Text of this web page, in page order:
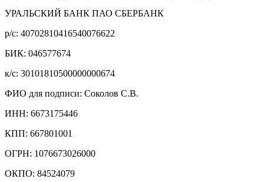
УРАЛЬСКИЙ БАНК ПАО СБЕРБАНК
р/c: 40702810416540076622
БИК: 046577674
к/c: 30101810500000000674
ФИО для подписи: Соколов С.В.
ИНН: 6673175446
КПП: 667801001
ОГРН: 1076673026000
ОКПО: 84524079